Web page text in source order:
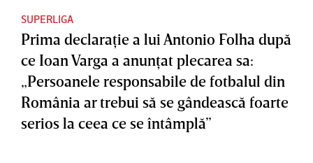
SUPERLIGA
Prima declaraţie a lui Antonio Folha după
ce Ioan Varga a anunţat plecarea sa:
„Persoanele responsabile de fotbalul din
România ar trebui să se gândească foarte
serios la ceea ce se întâmplă”